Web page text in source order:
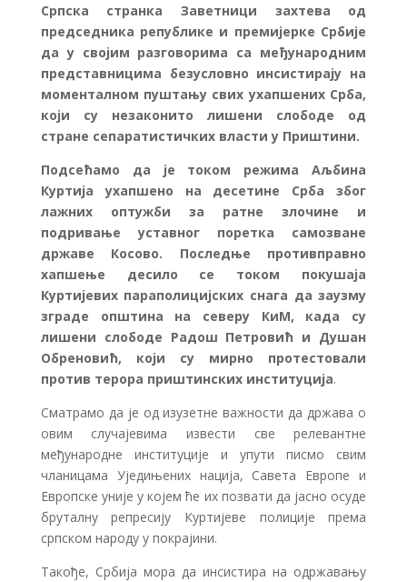
Српска странка Заветници захтева од
председника републике и премијерке Србије
да у својим разговорима са међународним
представницима безусловно инсистирају на
моменталном пуштању свих ухапшених Срба,
који су незаконито лишени слободе од
стране сепаратистичких власти у Приштини.
Подсећамо да је током режима Аљбина
Куртија ухапшено на десетине Срба због
лажних оптужби за ратне злочине и
подривање уставног поретка самозване
државе Косово. Последње противправно
хапшење десило се током покушаја
Куртијевих параполицијских снага да заузму
зграде општина на северу КиМ, када су
лишени слободе Радош Петровић и Душан
Обреновић, који су мирно протестовали
против терора приштинских институција.
Сматрамо да је од изузетне важности да држава о
овим случајевима извести све релевантне
међународне институције и упути писмо свим
чланицама Уједињених нација, Савета Европе и
Европске уније у којем ће их позвати да јасно осуде
бруталну репресију Куртијеве полиције према
српском народу у покрајини.
Такође, Србија мора да инсистира на одржавању